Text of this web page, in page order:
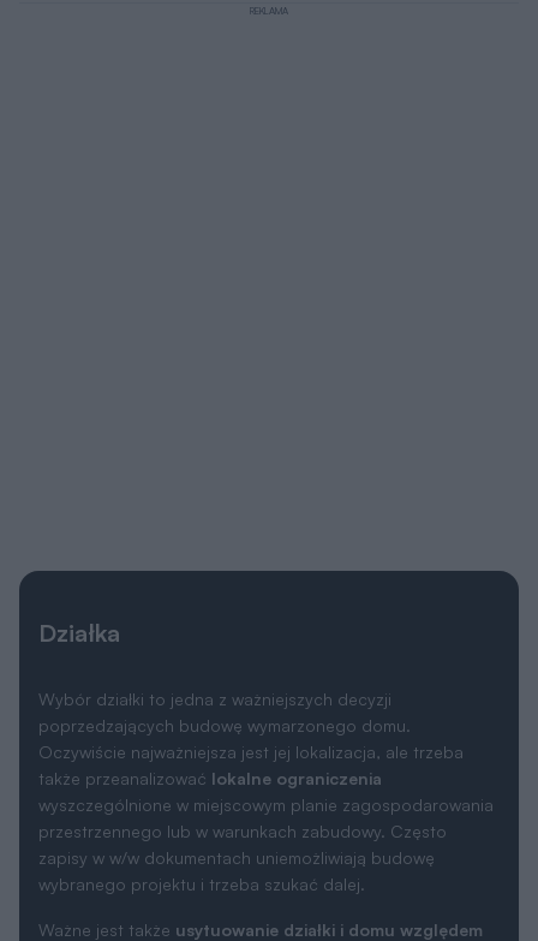
REKLAMA
Działka
Wybór działki to jedna z ważniejszych decyzji
poprzedzających budowę wymarzonego domu.
Oczywiście najważniejsza jest jej lokalizacja, ale trzeba
także przeanalizować lokalne ograniczenia
wyszczególnione w miejscowym planie zagospodarowania
przestrzennego lub w warunkach zabudowy. Często
zapisy w w/w dokumentach uniemożliwiają budowę
wybranego projektu i trzeba szukać dalej.
Ważne jest także usytuowanie działki i domu względem